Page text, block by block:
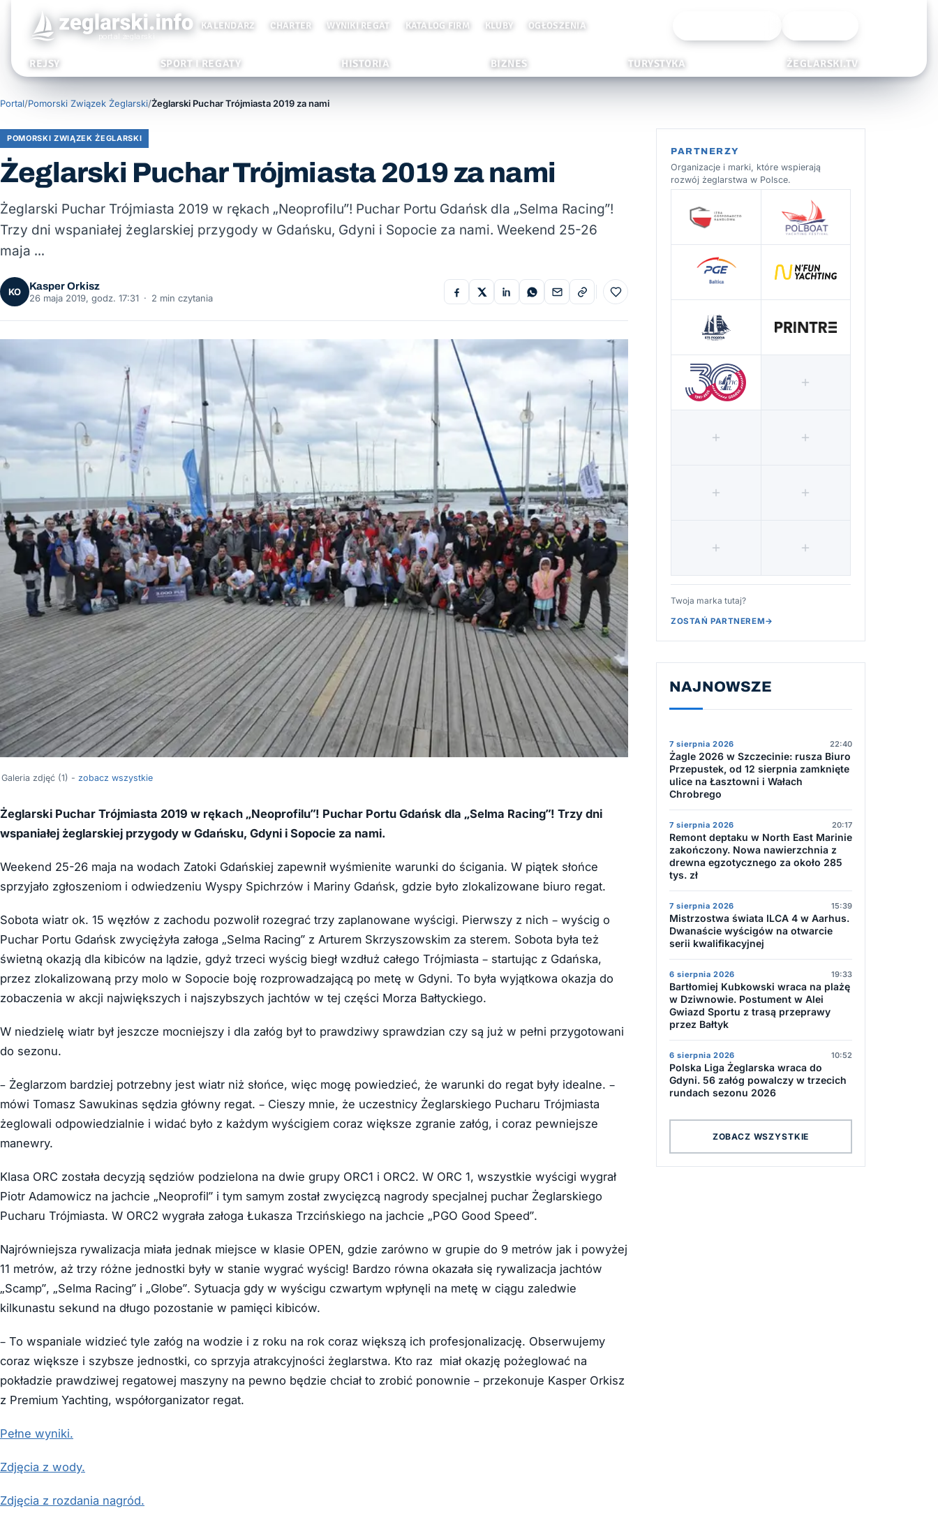
KALENDARZ CHARTER WYNIKI REGAT KATALOG FIRM KLUBY OGŁOSZENIA
REJSY SPORT I REGATY HISTORIA BIZNES TURYSTYKA ŻEGLARSKI.TV
Portal/Pomorski Związek Żeglarski/Żeglarski Puchar Trójmiasta 2019 za nami
POMORSKI ZWIĄZEK ŻEGLARSKI
Żeglarski Puchar Trójmiasta 2019 za nami
Żeglarski Puchar Trójmiasta 2019 w rękach „Neoprofilu”! Puchar Portu Gdańsk dla „Selma Racing”!
Trzy dni wspaniałej żeglarskiej przygody w Gdańsku, Gdyni i Sopocie za nami. Weekend 25-26
maja …
KO
Kasper Orkisz
26 maja 2019, godz. 17:31 · 2 min czytania Do ulubionych
Galeria zdjęć (1) - zobacz wszystkie
Żeglarski Puchar Trójmiasta 2019 w rękach „Neoprofilu”! Puchar Portu Gdańsk dla „Selma Racing”! Trzy dni
wspaniałej żeglarskiej przygody w Gdańsku, Gdyni i Sopocie za nami.
Weekend 25-26 maja na wodach Zatoki Gdańskiej zapewnił wyśmienite warunki do ścigania. W piątek słońce
sprzyjało zgłoszeniom i odwiedzeniu Wyspy Spichrzów i Mariny Gdańsk, gdzie było zlokalizowane biuro regat.
Sobota wiatr ok. 15 węzłów z zachodu pozwolił rozegrać trzy zaplanowane wyścigi. Pierwszy z nich – wyścig o
Puchar Portu Gdańsk zwyciężyła załoga „Selma Racing” z Arturem Skrzyszowskim za sterem. Sobota była też
świetną okazją dla kibiców na lądzie, gdyż trzeci wyścig biegł wzdłuż całego Trójmiasta – startując z Gdańska,
przez zlokalizowaną przy molo w Sopocie boję rozprowadzającą po metę w Gdyni. To była wyjątkowa okazja do
zobaczenia w akcji największych i najszybszych jachtów w tej części Morza Bałtyckiego.
W niedzielę wiatr był jeszcze mocniejszy i dla załóg był to prawdziwy sprawdzian czy są już w pełni przygotowani
do sezonu.
– Żeglarzom bardziej potrzebny jest wiatr niż słońce, więc mogę powiedzieć, że warunki do regat były idealne. –
mówi Tomasz Sawukinas sędzia główny regat. – Cieszy mnie, że uczestnicy Żeglarskiego Pucharu Trójmiasta
żeglowali odpowiedzialnie i widać było z każdym wyścigiem coraz większe zgranie załóg, i coraz pewniejsze
manewry.
Klasa ORC została decyzją sędziów podzielona na dwie grupy ORC1 i ORC2. W ORC 1, wszystkie wyścigi wygrał
Piotr Adamowicz na jachcie „Neoprofil” i tym samym został zwycięzcą nagrody specjalnej puchar Żeglarskiego
Pucharu Trójmiasta. W ORC2 wygrała załoga Łukasza Trzcińskiego na jachcie „PGO Good Speed”.
Najrówniejsza rywalizacja miała jednak miejsce w klasie OPEN, gdzie zarówno w grupie do 9 metrów jak i powyżej
11 metrów, aż trzy różne jednostki były w stanie wygrać wyścig! Bardzo równa okazała się rywalizacja jachtów
„Scamp”, „Selma Racing” i „Globe”. Sytuacja gdy w wyścigu czwartym wpłynęli na metę w ciągu zaledwie
kilkunastu sekund na długo pozostanie w pamięci kibiców.
– To wspaniale widzieć tyle załóg na wodzie i z roku na rok coraz większą ich profesjonalizację. Obserwujemy
coraz większe i szybsze jednostki, co sprzyja atrakcyjności żeglarstwa. Kto raz miał okazję pożeglować na
pokładzie prawdziwej regatowej maszyny na pewno będzie chciał to zrobić ponownie – przekonuje Kasper Orkisz
z Premium Yachting, współorganizator regat.
Pełne wyniki.
Zdjęcia z wody.
Zdjęcia z rozdania nagród.
PARTNERZY
Organizacje i marki, które wspierają
rozwój żeglarstwa w Polsce.
Twoja marka tutaj?
ZOSTAŃ PARTNEREM→
NAJNOWSZE
7 sierpnia 2026 22:40
Żagle 2026 w Szczecinie: rusza Biuro
Przepustek, od 12 sierpnia zamknięte
ulice na Łasztowni i Wałach
Chrobrego
7 sierpnia 2026 20:17
Remont deptaku w North East Marinie
zakończony. Nowa nawierzchnia z
drewna egzotycznego za około 285
tys. zł
7 sierpnia 2026 15:39
Mistrzostwa świata ILCA 4 w Aarhus.
Dwanaście wyścigów na otwarcie
serii kwalifikacyjnej
6 sierpnia 2026 19:33
Bartłomiej Kubkowski wraca na plażę
w Dziwnowie. Postument w Alei
Gwiazd Sportu z trasą przeprawy
przez Bałtyk
6 sierpnia 2026 10:52
Polska Liga Żeglarska wraca do
Gdyni. 56 załóg powalczy w trzecich
rundach sezonu 2026
ZOBACZ WSZYSTKIE